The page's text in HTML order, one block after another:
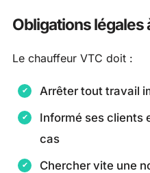
Obligations légales
Le chauffeur VTC doit :
Arrêter tout travail
Informé ses clients
cas
Chercher vite une